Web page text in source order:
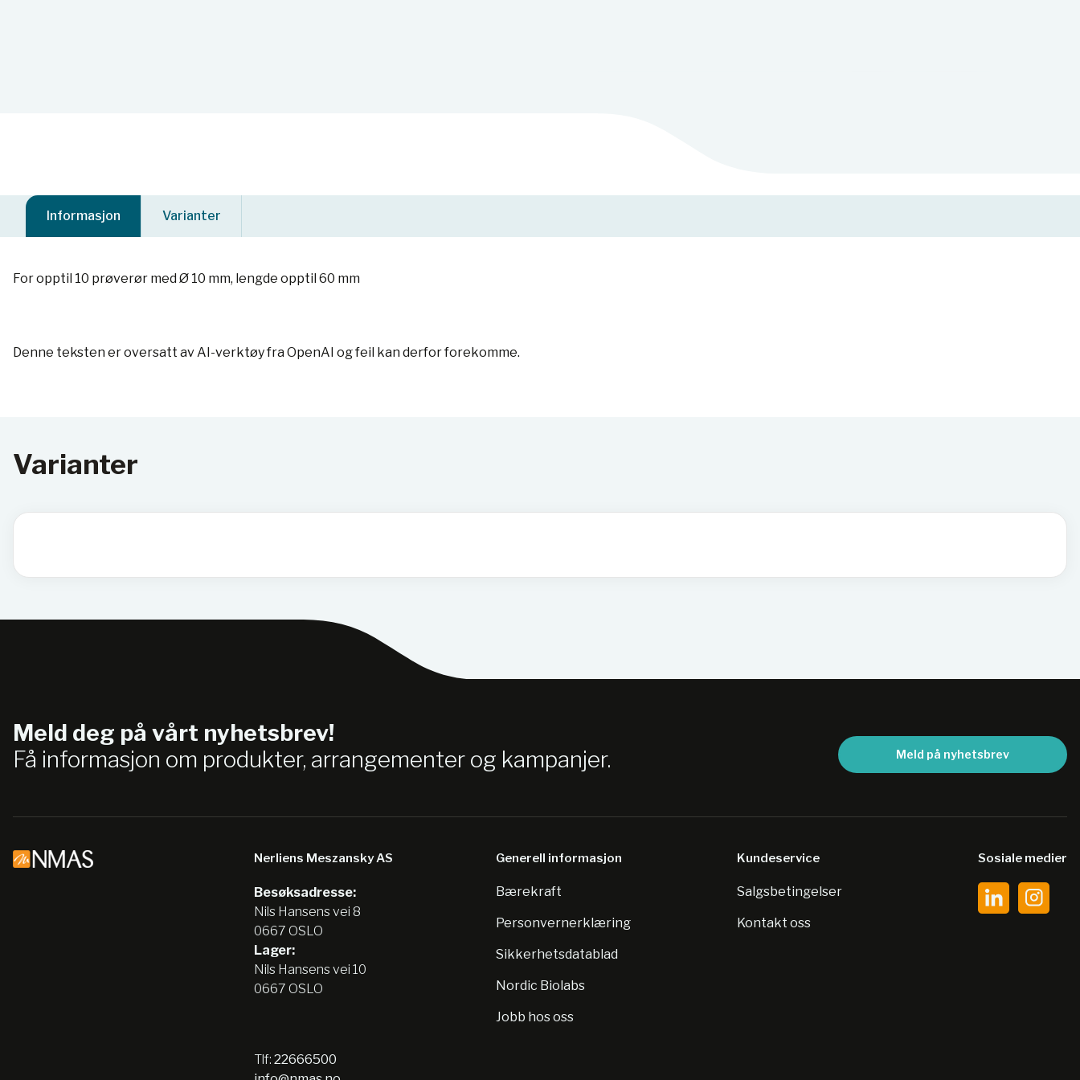
Informasjon Varianter
For opptil 10 prøverør med Ø 10 mm, lengde opptil 60 mm
Denne teksten er oversatt av AI-verktøy fra OpenAI og feil kan derfor forekomme.
Varianter
Meld deg på vårt nyhetsbrev!
Få informasjon om produkter, arrangementer og kampanjer.
Meld på nyhetsbrev
Nerliens Meszansky AS
Besøksadresse:
Nils Hansens vei 8
0667 OSLO
Lager:
Nils Hansens vei 10
0667 OSLO
Tlf:22666500
Generell informasjon
Bærekraft
Personvernerklæring
Sikkerhetsdatablad
Nordic Biolabs
Jobb hos oss
Kundeservice
Salgsbetingelser
Kontakt oss
Sosiale medier